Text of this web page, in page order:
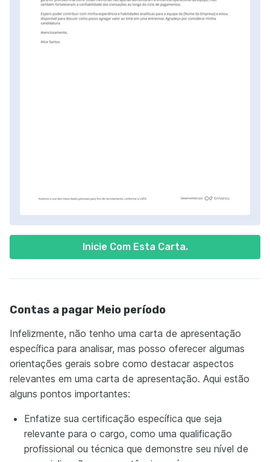
Inicie Com Esta Carta.
Contas a pagar Meio período
Infelizmente, não tenho uma carta de apresentação
específica para analisar, mas posso oferecer algumas
orientações gerais sobre como destacar aspectos
relevantes em uma carta de apresentação. Aqui estão
alguns pontos importantes:
Enfatize sua certificação específica que seja
relevante para o cargo, como uma qualificação
profissional ou técnica que demonstre seu nível de